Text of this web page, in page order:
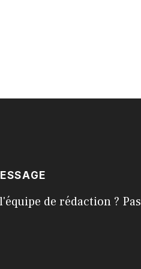
de rédaction ? Pas